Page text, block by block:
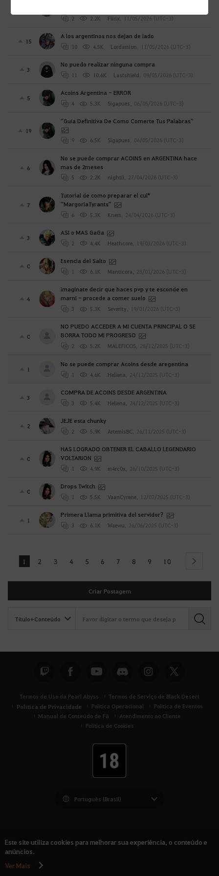
2 2.2K Flirix 11/05/2026 (UTC-3)
15
A los argentinos nos dejan de lado
10 4.5K Lordamion 11/05/2026 (UTC-3)
3
No puedo realizar ninguna compra
11 10.6K Lastshield 09/05/2026 (UTC-3)
5
Acoins Argentina - ERROR
4 5.3K Sigapues 06/05/2026 (UTC-3)
19
''Guía Definitiva De Como Comerte Tus Palabras''
9 6.5K Sigapues 06/05/2026 (UTC-3)
6
No se puede comprar ACOINS en ARGENTINA hace
mas de 2meses
5 2.2K nightii 27/04/2026 (UTC-3)
7
Tutorial de como preparar el cul*
''MargoriaTyrants''
6 5.3K Knem 24/04/2026 (UTC-3)
3
ASI o MAS GaGa
2 4.4K Heathcore 19/03/2026 (UTC-3)
0
Esencia del Salto
1 6.1K Mantícora 23/01/2026 (UTC-3)
4
imagínate decir que haces pvp y te esconde en
marni - procede a comer suelo
3 5.3K Severity 19/01/2026 (UTC-3)
0
NO PUEDO ACCEDER A MI CUENTA PRINCIPAL O SE
BORRA TODO MI PROGRESO
2 5.2K MALEFICOS 28/12/2025 (UTC-3)
1
No se puede comprar Acoins desde aregentina
1 4.6K Heliena
3
COMPRA DE ACOINS DESDE ARGENTINA
3 5.4K Heliena 24/12/2025 (UTC-3)
2
JEJE esta chunky
2 5.9K ArtemisBC 26/11/2025 (UTC-3)
0
HAS LOGRADO OBTENER EL CABALLO LEGENDARIO
VOLTARION
1 4.9K m4rc0x 26/10/2025 (UTC-3)
0
Drops Twitch
1 5.5K VaanCyrene 12/07/2025 (UTC-3)
1
Primera Llama primitiva del servidor?
3 6.1K Waewu 26/06/2025 (UTC-3)
1 2 3 4 5 6 7 8 9 10 next
Criar Postagem
B
Termos de Uso da Pearl Abyss Termos de Serviço de Black Desert
Política de Privacidade Política Operacional
Política de Eventos
Manual de Conteúdo de Fã
Atendimento ao Cliente
Política de Cookies
Black Desert -
Este site utiliza cookies para melhorar sua experiência, o conteúdo e
anúncios.
Ver Mais